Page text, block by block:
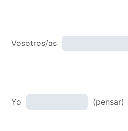
Vosotros/as
Yo (pensar)